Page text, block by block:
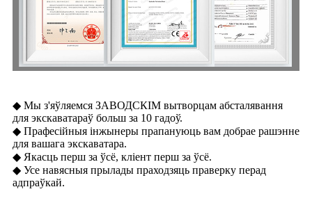
◆ Мы з'яўляемся ЗАВОДСКІМ вытворцам абсталявання
для экскаватараў больш за 10 гадоў.
◆ Прафесійныя інжынеры прапануюць вам добрае рашэнне
для вашага экскаватара.
◆ Якасць перш за ўсё, кліент перш за ўсё.
◆ Усе навясныя прылады праходзяць праверку перад
адпраўкай.